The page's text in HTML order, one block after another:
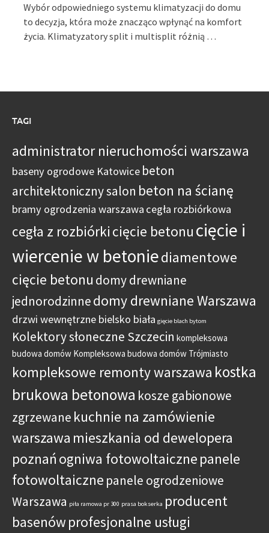
Wybór odpowiedniego systemu klimatyzacji do domu
to decyzja, która może znacząco wpłynąć na komfort
życia. Klimatyzatory split i multisplit różnią …
TAGI
administrator nieruchomości warszawa
baseny ogrodowe Katowice beton
architektoniczny salon beton na ścianę
bramy ogrodzenia warszawa cegła rozbiórkowa
cegła z rozbiórki cięcie betonu cięcie i
wiercenie w betoniediamentowe
cięcie betonu domy drewniane
jednorodzinnedomy drewniane Warszawa
drzwi wewnętrzne bielsko biała gięcie blach bytom
Kolektory słoneczne Szczecin kompleksowa
budowa domów Kompleksowa budowa domów Trójmiasto
kompleksowe remonty warszawa kostka
brukowa betonowa kosze gabionowe
zgrzewane kuchnie na zamówienie
warszawa mieszkania od dewelopera
poznań ogniwa fotowoltaiczne panele
fotowoltaiczne panele ogrodzeniowe
Warszawa piła ramowa pr 300 prasa bokserka producent
basenów profesjonalne usługi